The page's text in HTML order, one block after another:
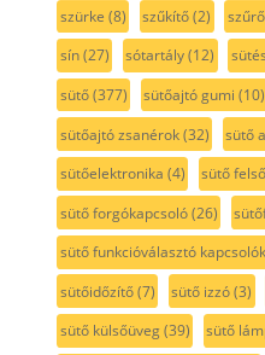
szürke (8) szűkítő(2) szűrő
sín(27) sótartály(12)
sütő(377) sütőajtó gumi (10)
sütőajtó zsanérok(32) sütő
sütőelektronika (4) sütő
sütő forgókapcsoló(26)
sütő funkcióválasztó kapcsolók
sütőidőzítő(7) sütő izzó(3)
sütő külsőüveg(39) sütő